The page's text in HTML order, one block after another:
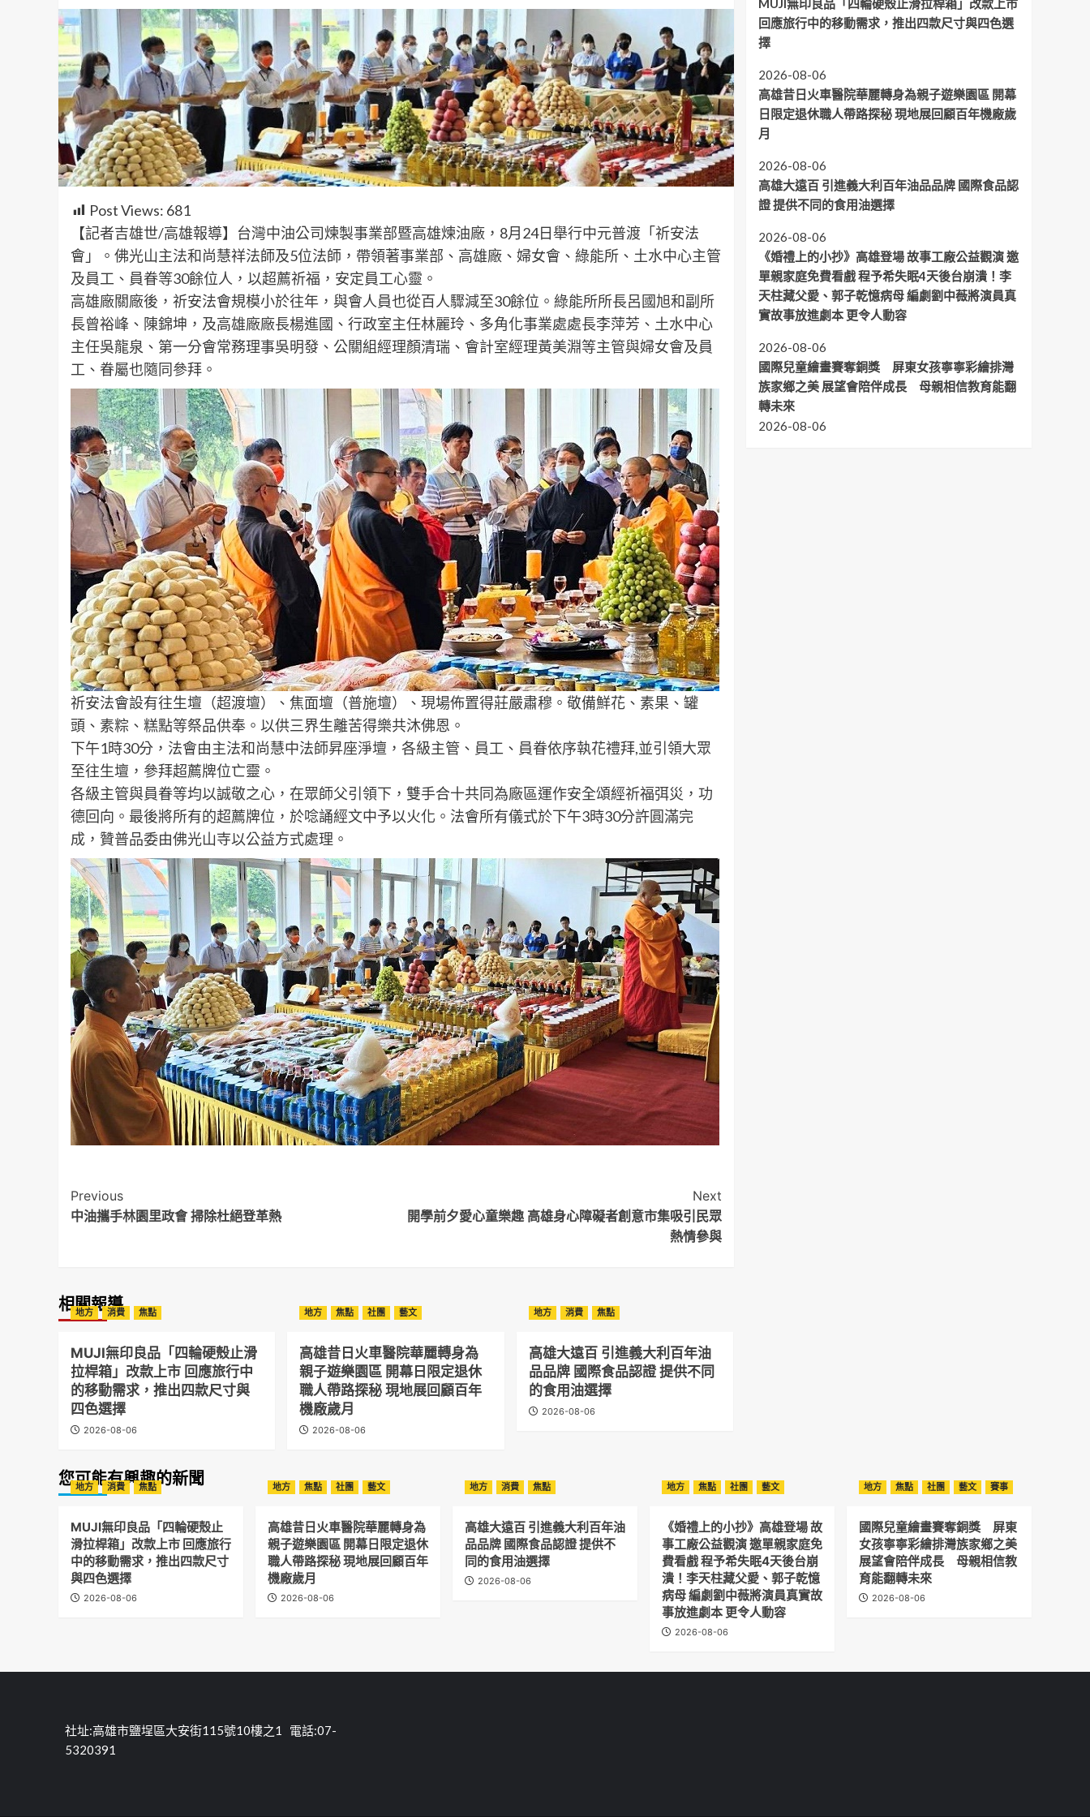
Post Views: 681
【記者吉雄世/高雄報導】台灣中油公司煉製事業部暨高雄煉油廠，8月24日舉行中元普渡「祈安法
會」。佛光山主法和尚慧祥法師及5位法師，帶領著事業部、高雄廠、婦女會、綠能所、土水中心主管
及員工、員眷等30餘位人，以超薦祈福，安定員工心靈。
高雄廠關廠後，祈安法會規模小於往年，與會人員也從百人驟減至30餘位。綠能所所長呂國旭和副所
長曾裕峰、陳錦坤，及高雄廠廠長楊進國、行政室主任林麗玲、多角化事業處處長李萍芳、土水中心
主任吳龍泉、第一分會常務理事吳明發、公關組經理顏清瑞、會計室經理黃美淵等主管與婦女會及員
工、眷屬也隨同參拜。
祈安法會設有往生壇（超渡壇）、焦面壇（普施壇）、現場佈置得莊嚴肅穆。敬備鮮花、素果、罐
頭、素粽、糕點等祭品供奉。以供三界生離苦得樂共沐佛恩。
下午1時30分，法會由主法和尚慧中法師昇座淨壇，各級主管、員工、員眷依序執花禮拜,並引領大眾
至往生壇，參拜超薦牌位亡靈。
各級主管與員眷等均以誠敬之心，在眾師父引領下，雙手合十共同為廠區運作安全頌經祈福弭災，功
德回向。最後將所有的超薦牌位，於唸誦經文中予以火化。法會所有儀式於下午3時30分許圓滿完
成，贊普品委由佛光山寺以公益方式處理。
Post
Navigation
Previous
中油攜手林園里政會 掃除杜絕登革熱
Next
開學前夕愛心童樂趣 高雄身心障礙者創意市集吸引民眾
熱情參與
相關報導
地方 消費 焦點
MUJI無印良品「四輪硬殼止滑
拉桿箱」改款上市 回應旅行中
的移動需求，推出四款尺寸與
四色選擇
2026-08-06
地方 焦點 社團 藝文
高雄昔日火車醫院華麗轉身為
親子遊樂園區 開幕日限定退休
職人帶路探秘 現地展回顧百年
機廠歲月
2026-08-06
地方 消費 焦點
高雄大遠百 引進義大利百年油
品品牌 國際食品認證 提供不同
的食用油選擇
2026-08-06
MUJI無印良品「四輪硬殼止滑拉桿箱」改款上市
回應旅行中的移動需求，推出四款尺寸與四色選
擇
2026-08-06
高雄昔日火車醫院華麗轉身為親子遊樂園區 開幕
日限定退休職人帶路探秘 現地展回顧百年機廠歲
月
2026-08-06
高雄大遠百 引進義大利百年油品品牌 國際食品認
證 提供不同的食用油選擇
2026-08-06
《婚禮上的小抄》高雄登場 故事工廠公益觀演 邀
單親家庭免費看戲 程予希失眠4天後台崩潰！李
天柱藏父愛、郭子乾憶病母 編劇劉中薇將演員真
實故事放進劇本 更令人動容
2026-08-06
國際兒童繪畫賽奪銅獎 屏東女孩寧寧彩繪排灣
族家鄉之美 展望會陪伴成長 母親相信教育能翻
轉未來
2026-08-06
您可能有興趣的新聞
地方 消費 焦點
MUJI無印良品「四輪硬殼止
滑拉桿箱」改款上市 回應旅行
中的移動需求，推出四款尺寸
與四色選擇
2026-08-06
地方 焦點 社團 藝文
高雄昔日火車醫院華麗轉身為
親子遊樂園區 開幕日限定退休
職人帶路探秘 現地展回顧百年
機廠歲月
2026-08-06
地方 消費 焦點
高雄大遠百 引進義大利百年油
品品牌 國際食品認證 提供不
同的食用油選擇
2026-08-06
地方 焦點 社團 藝文
《婚禮上的小抄》高雄登場 故
事工廠公益觀演 邀單親家庭免
費看戲 程予希失眠4天後台崩
潰！李天柱藏父愛、郭子乾憶
病母 編劇劉中薇將演員真實故
事放進劇本 更令人動容
2026-08-06
地方 焦點 社團 藝文 賽事
國際兒童繪畫賽奪銅獎 屏東
女孩寧寧彩繪排灣族家鄉之美
展望會陪伴成長 母親相信教
育能翻轉未來
2026-08-06
社址:高雄市鹽埕區大安街115號10樓之1 電話:07-
5320391